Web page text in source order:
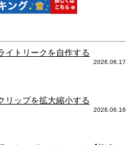
イトリークを自作する
2026.06.17
リップを拡大縮小する
2026.06.16